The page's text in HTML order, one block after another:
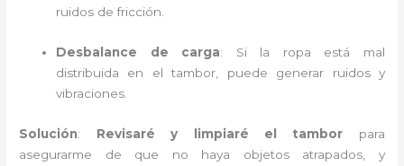
ruidos de fricción.
Desbalance de carga: Si la ropa está mal
distribuida en el tambor, puede generar ruidos y
vibraciones.
Solución: Revisaré y limpiaré el tambor para
asegurarme de que no haya objetos atrapados, y